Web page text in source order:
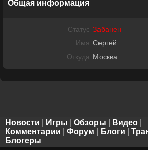
Общая информация
Статус Забанен
Имя Сергей
Откуда Москва
Новости Игры Обзоры Видео
Комментарии
Форум Блоги
Блогеры